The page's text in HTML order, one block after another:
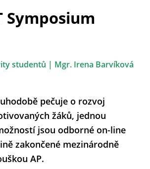
Symposium
studentů | Mgr. Irena Barvíková
pečuje o rozvoj
žáků, jednou
jsou odborné on-line
zakončené mezinárodně
AP.